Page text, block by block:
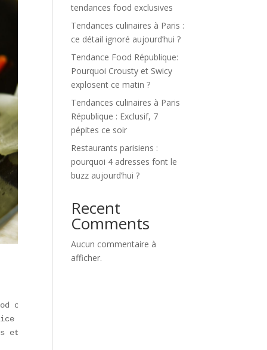
couture » devenue virale sur TikTok.
express et ingrédients bio.
et à Montmartre.
tendances food exclusives
Tendances culinaires à Paris :
ce détail ignoré aujourd’hui ?
Tendance Food République:
Pourquoi Crousty et Swicy
explosent ce matin ?
Tendances culinaires à Paris
République : Exclusif, 7
pépites ce soir
Restaurants parisiens :
pourquoi 4 adresses font le
buzz aujourd’hui ?
Recent
Comments
Aucun commentaire à
afficher.